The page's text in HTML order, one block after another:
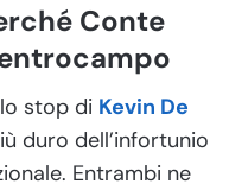
Conte
stop di Kevin De
duro dell’infortunio
Entrambi ne